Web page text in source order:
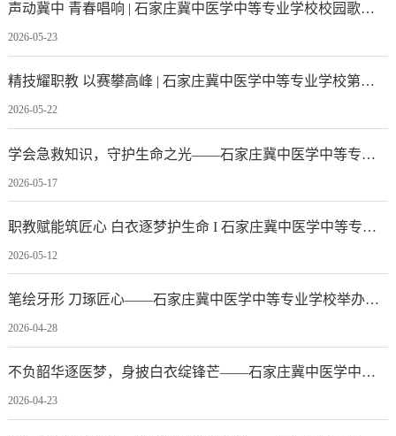
声动冀中 青春唱响 | 石家庄冀中医学中等专业学校校园歌手大赛圆满落幕
2026-05-23
精技耀职教 以赛攀高峰 | 石家庄冀中医学中等专业学校第三届学生技能大赛启动仪式
2026-05-22
学会急救知识，守护生命之光——石家庄冀中医学中等专业学校召开急救知识培训暨安全主题教育会议
2026-05-17
职教赋能筑匠心 白衣逐梦护生命 I 石家庄冀中医学中等专业学校举办职教活动周启动仪式暨庆祝5·12国际护士节活动
2026-05-12
笔绘牙形 刀琢匠心——石家庄冀中医学中等专业学校举办第五届画牙雕牙比赛
2026-04-28
不负韶华逐医梦，身披白衣绽锋芒——石家庄冀中医学中等专业学校第八届最美白衣天使评选正式启动
2026-04-23